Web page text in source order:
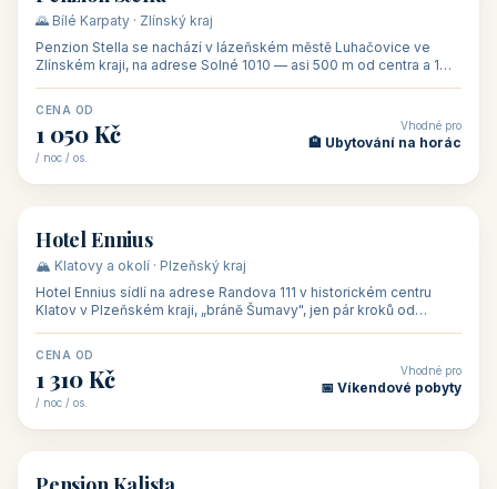
🌄 Bílé Karpaty · Zlínský kraj
Penzion Stella se nachází v lázeňském městě Luhačovice ve
Zlínském kraji, na adrese Solné 1010 — asi 500 m od centra a 1
CENA OD
1 050 Kč
/ noc / os.
Vhodné pro
🏨 Ubytování na horác
🏨 hotel
Hotel Ennius
🏔️ Klatovy a okolí · Plzeňský kraj
Hotel Ennius sídlí na adrese Randova 111 v historickém centru
Klatov v Plzeňském kraji, „bráně Šumavy", jen pár kroků od
CENA OD
1 310 Kč
/ noc / os.
Vhodné pro
📅 Víkendové pobyty
🏡 penzion